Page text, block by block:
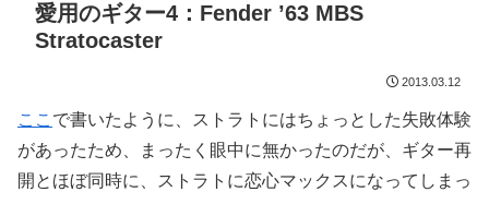
愛用のギター4：Fender ’63 MBS
Stratocaster
2013.03.12
ここ で書いたように、ストラトにはちょっとした失敗体験
があったため、まったく眼中に無かったのだが、ギター再
開とほぼ同時に、ストラトに恋心マックスになってしまっ